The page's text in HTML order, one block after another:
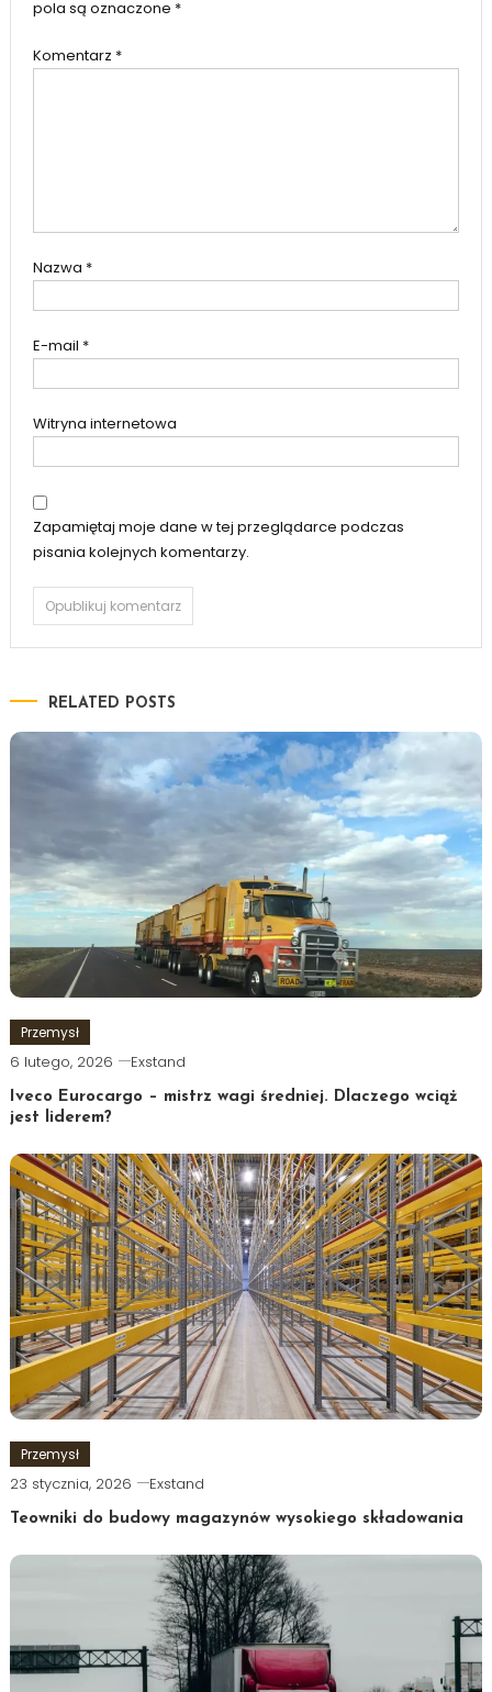
pola są oznaczone *
Komentarz *
Nazwa *
E-mail *
Witryna internetowa
Zapamiętaj moje dane w tej przeglądarce podczas
pisania kolejnych komentarzy.
RELATED POSTS
Przemysł
6 lutego, 2026 Exstand
Iveco Eurocargo – mistrz wagi średniej. Dlaczego wciąż
jest liderem?
Przemysł
23 stycznia, 2026 Exstand
Teowniki do budowy magazynów wysokiego składowania